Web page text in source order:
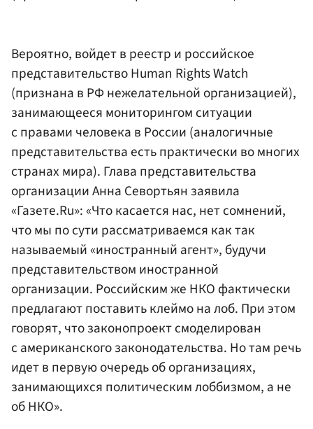
Вероятно, войдет в реестр и российское
представительство Human Rights Watch
(признана в РФ нежелательной организацией),
занимающееся мониторингом ситуации
с правами человека в России (аналогичные
представительства есть практически во многих
странах мира). Глава представительства
организации Анна Севортьян заявила
«Газете.Ru»: «Что касается нас, нет сомнений,
что мы по сути рассматриваемся как так
называемый «иностранный агент», будучи
представительством иностранной
организации. Российским же НКО фактически
предлагают поставить клеймо на лоб. При этом
говорят, что законопроект смоделирован
с американского законодательства. Но там речь
идет в первую очередь об организациях,
занимающихся политическим лоббизмом, а не
об НКО».